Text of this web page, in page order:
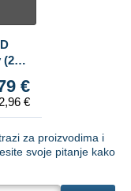
(24
€
€
za proizvodima i
svoje pitanje kako